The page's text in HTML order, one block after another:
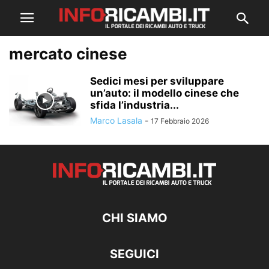
mercato cinese
Sedici mesi per sviluppare
un’auto: il modello cinese che
sfida l’industria...
Marco Lasala - 17 Febbraio 2026
CHI SIAMO
SEGUICI